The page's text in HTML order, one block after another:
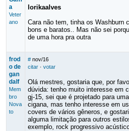
a
Veter
ano
lorikaalves
Cara não tem, tinha os Washburn
bons e baratos.. Mas não sei
de uma hora pra outra
frod
o de
gan
dalf
Mem
bro
Nova
to
# nov/16
citar· votar
Olá mestres, gostaria que, por
dúvida: tenho muito interesse em
gj-15, sei que é projetado para
cigana, mas tenho interesse em
covers de vários gêneros, e
alguma limitação para outros
exemplo, rock progressivo